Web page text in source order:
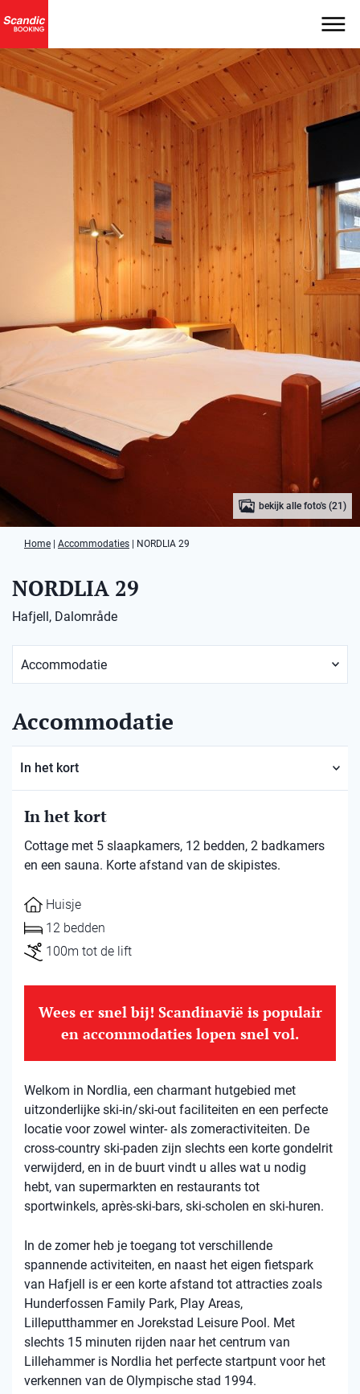
bekijk alle foto's (21)
Home Accommodaties NORDLIA 29
NORDLIA 29
Hafjell, Dalområde
Accommodatie
In het kort
In het kort
Cottage met 5 slaapkamers, 12 bedden, 2 badkamers
en een sauna. Korte afstand van de skipistes.
Huisje
12 bedden
100m tot de lift
Wees er snel bij! Scandinavië is populair
en accommodaties lopen snel vol.
Welkom in Nordlia, een charmant hutgebied met
uitzonderlijke ski-in/ski-out faciliteiten en een perfecte
locatie voor zowel winter- als zomeractiviteiten. De
cross-country ski-paden zijn slechts een korte gondelrit
verwijderd, en in de buurt vindt u alles wat u nodig
hebt, van supermarkten en restaurants tot
sportwinkels, après-ski-bars, ski-scholen en ski-huren.
In de zomer heb je toegang tot verschillende
spannende activiteiten, en naast het eigen fietspark
van Hafjell is er een korte afstand tot attracties zoals
Hunderfossen Family Park, Play Areas,
Lilleputthammer en Jorekstad Leisure Pool. Met
slechts 15 minuten rijden naar het centrum van
Lillehammer is Nordlia het perfecte startpunt voor het
verkennen van de Olympische stad 1994.